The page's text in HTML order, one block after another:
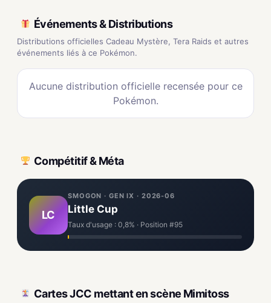
Événements & Distributions
Distributions officielles Cadeau Mystère, Tera Raids et autres
événements liés à ce Pokémon.
Aucune distribution officielle recensée pour ce
Pokémon.
Compétitif & Méta
LC
SMOGON · GEN IX · 2026-06
Little Cup
Taux d'usage : 0,8% · Position #95
Cartes JCC mettant en scène Mimitoss